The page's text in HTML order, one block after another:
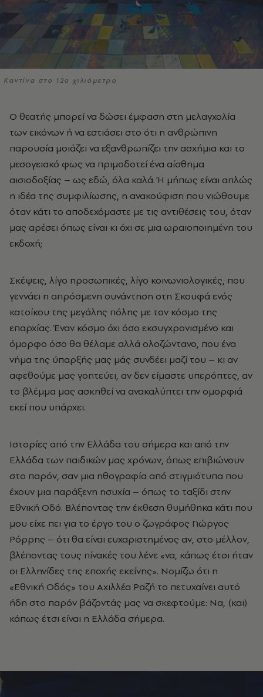
Καντίνα στο 12ο χιλιόμετρο
Ο θεατής µπορεί να δώσει έµφαση στη µελαγχολία
των εικόνων ή να εστιάσει στο ότι η ανθρώπινη
παρουσία μοιάζει να εξανθρωπίζει την ασχήµια και το
µεσογειακό φως να πριµοδοτεί ένα αίσθηµα
αισιοδοξίας – ως εδώ, όλα καλά. Ή µήπως είναι απλώς
η ιδέα της συµφιλίωσης, η ανακούφιση που νιώθουµε
όταν κάτι το αποδεχόµαστε µε τις αντιθέσεις του, όταν
µας αρέσει όπως είναι κι όχι σε µια ωραιοποιημένη του
εκδοχή;
Σκέψεις, λίγο προσωπικές, λίγο κοινωνιολογικές, που
γεννάει η απρόσµενη συνάντηση στη Σκουφά ενός
κατοίκου της µεγάλης πόλης µε τον κόσµο της
επαρχίας. Έναν κόσµο όχι όσο εκσυγχρονισµένο και
όµορφο όσο θα θέλαµε αλλά ολοζώντανο, που ένα
νήµα της ύπαρξής µας µάς συνδέει µαζί του – κι αν
αφεθούµε µας γοητεύει, αν δεν είµαστε υπερόπτες, αν
το βλέµµα µας ασκηθεί να ανακαλύπτει την οµορφιά
εκεί που υπάρχει.
Ιστορίες από την Ελλάδα του σήµερα και από την
Ελλάδα των παιδικών µας χρόνων, όπως επιβιώνουν
στο παρόν, σαν µια ηθογραφία από στιγµιότυπα που
έχουν µια παράξενη ησυχία – όπως το ταξίδι στην
Εθνική Οδό. Βλέποντας την έκθεση θυµήθηκα κάτι που
µου είχε πει για το έργο του ο ζωγράφος Γιώργος
Ρόρρης – ότι θα είναι ευχαριστηµένος αν, στο µέλλον,
βλέποντας τους πίνακές του λένε «να, κάπως έτσι ήταν
οι Ελληνίδες της εποχής εκείνης». Νοµίζω ότι η
«Εθνική Οδός» του Αχιλλέα Ραζή το πετυχαίνει αυτό
ήδη στο παρόν βάζοντάς µας να σκεφτούµε: Να, (και)
κάπως έτσι είναι η Ελλάδα σήµερα.